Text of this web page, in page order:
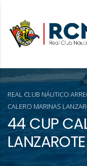
44 CUP
LANZAROTE
REAL CLUB NÁUTICO
CALERO MARINAS